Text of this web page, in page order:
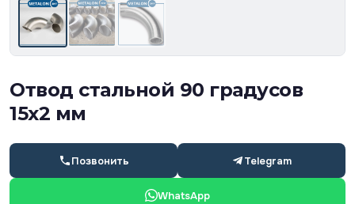
Отвод стальной 90 градусов
15х2 мм
Позвонить Telegram
WhatsApp